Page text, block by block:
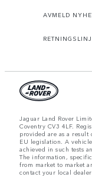
AVMELD
Jaguar Land Rover
Coventry CV3 4LF.
provided are as a
EU legislation. A
achieved in such tests
The information,
from market to market
contact your local